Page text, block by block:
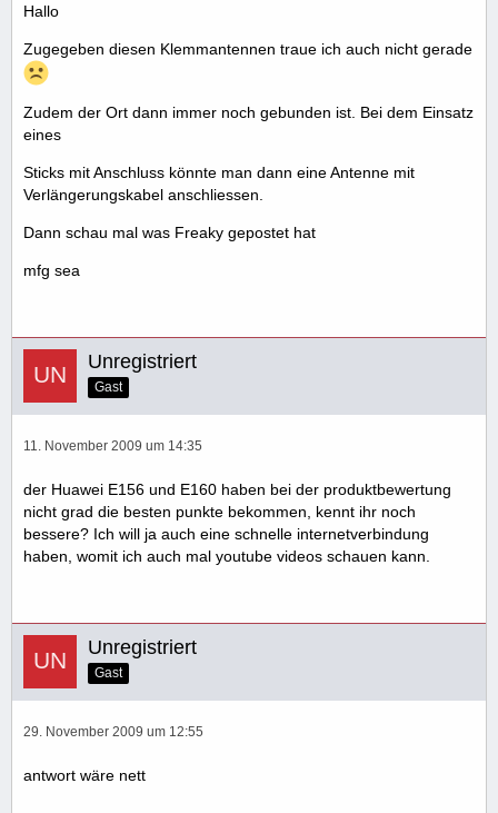
Hallo
Zugegeben diesen Klemmantennen traue ich auch nicht gerade
Zudem der Ort dann immer noch gebunden ist. Bei dem Einsatz
eines
Sticks mit Anschluss könnte man dann eine Antenne mit
Verlängerungskabel anschliessen.
Dann schau mal was Freaky gepostet hat
mfg sea
Unregistriert
Gast
11. November 2009 um 14:35
der Huawei E156 und E160 haben bei der produktbewertung
nicht grad die besten punkte bekommen, kennt ihr noch
bessere? Ich will ja auch eine schnelle internetverbindung
haben, womit ich auch mal youtube videos schauen kann.
Unregistriert
Gast
29. November 2009 um 12:55
antwort wäre nett